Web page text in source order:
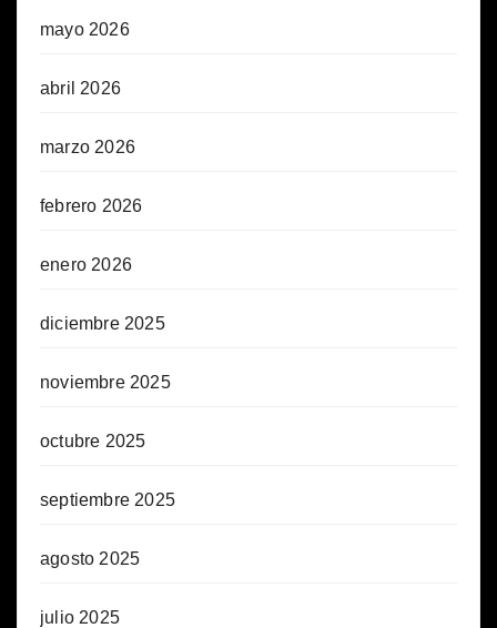
mayo 2026
abril 2026
marzo 2026
febrero 2026
enero 2026
diciembre 2025
noviembre 2025
octubre 2025
septiembre 2025
agosto 2025
julio 2025